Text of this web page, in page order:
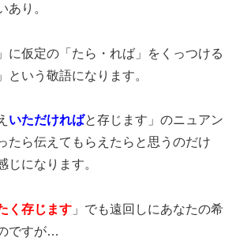
あり。
に仮定の「たら・れば」をくっつける
という敬語になります。
いただければと存じます」のニュアン
たら伝えてもらえたらと思うのだけ
じになります。
く存じます 」でも遠回しにあなたの希
ですが…